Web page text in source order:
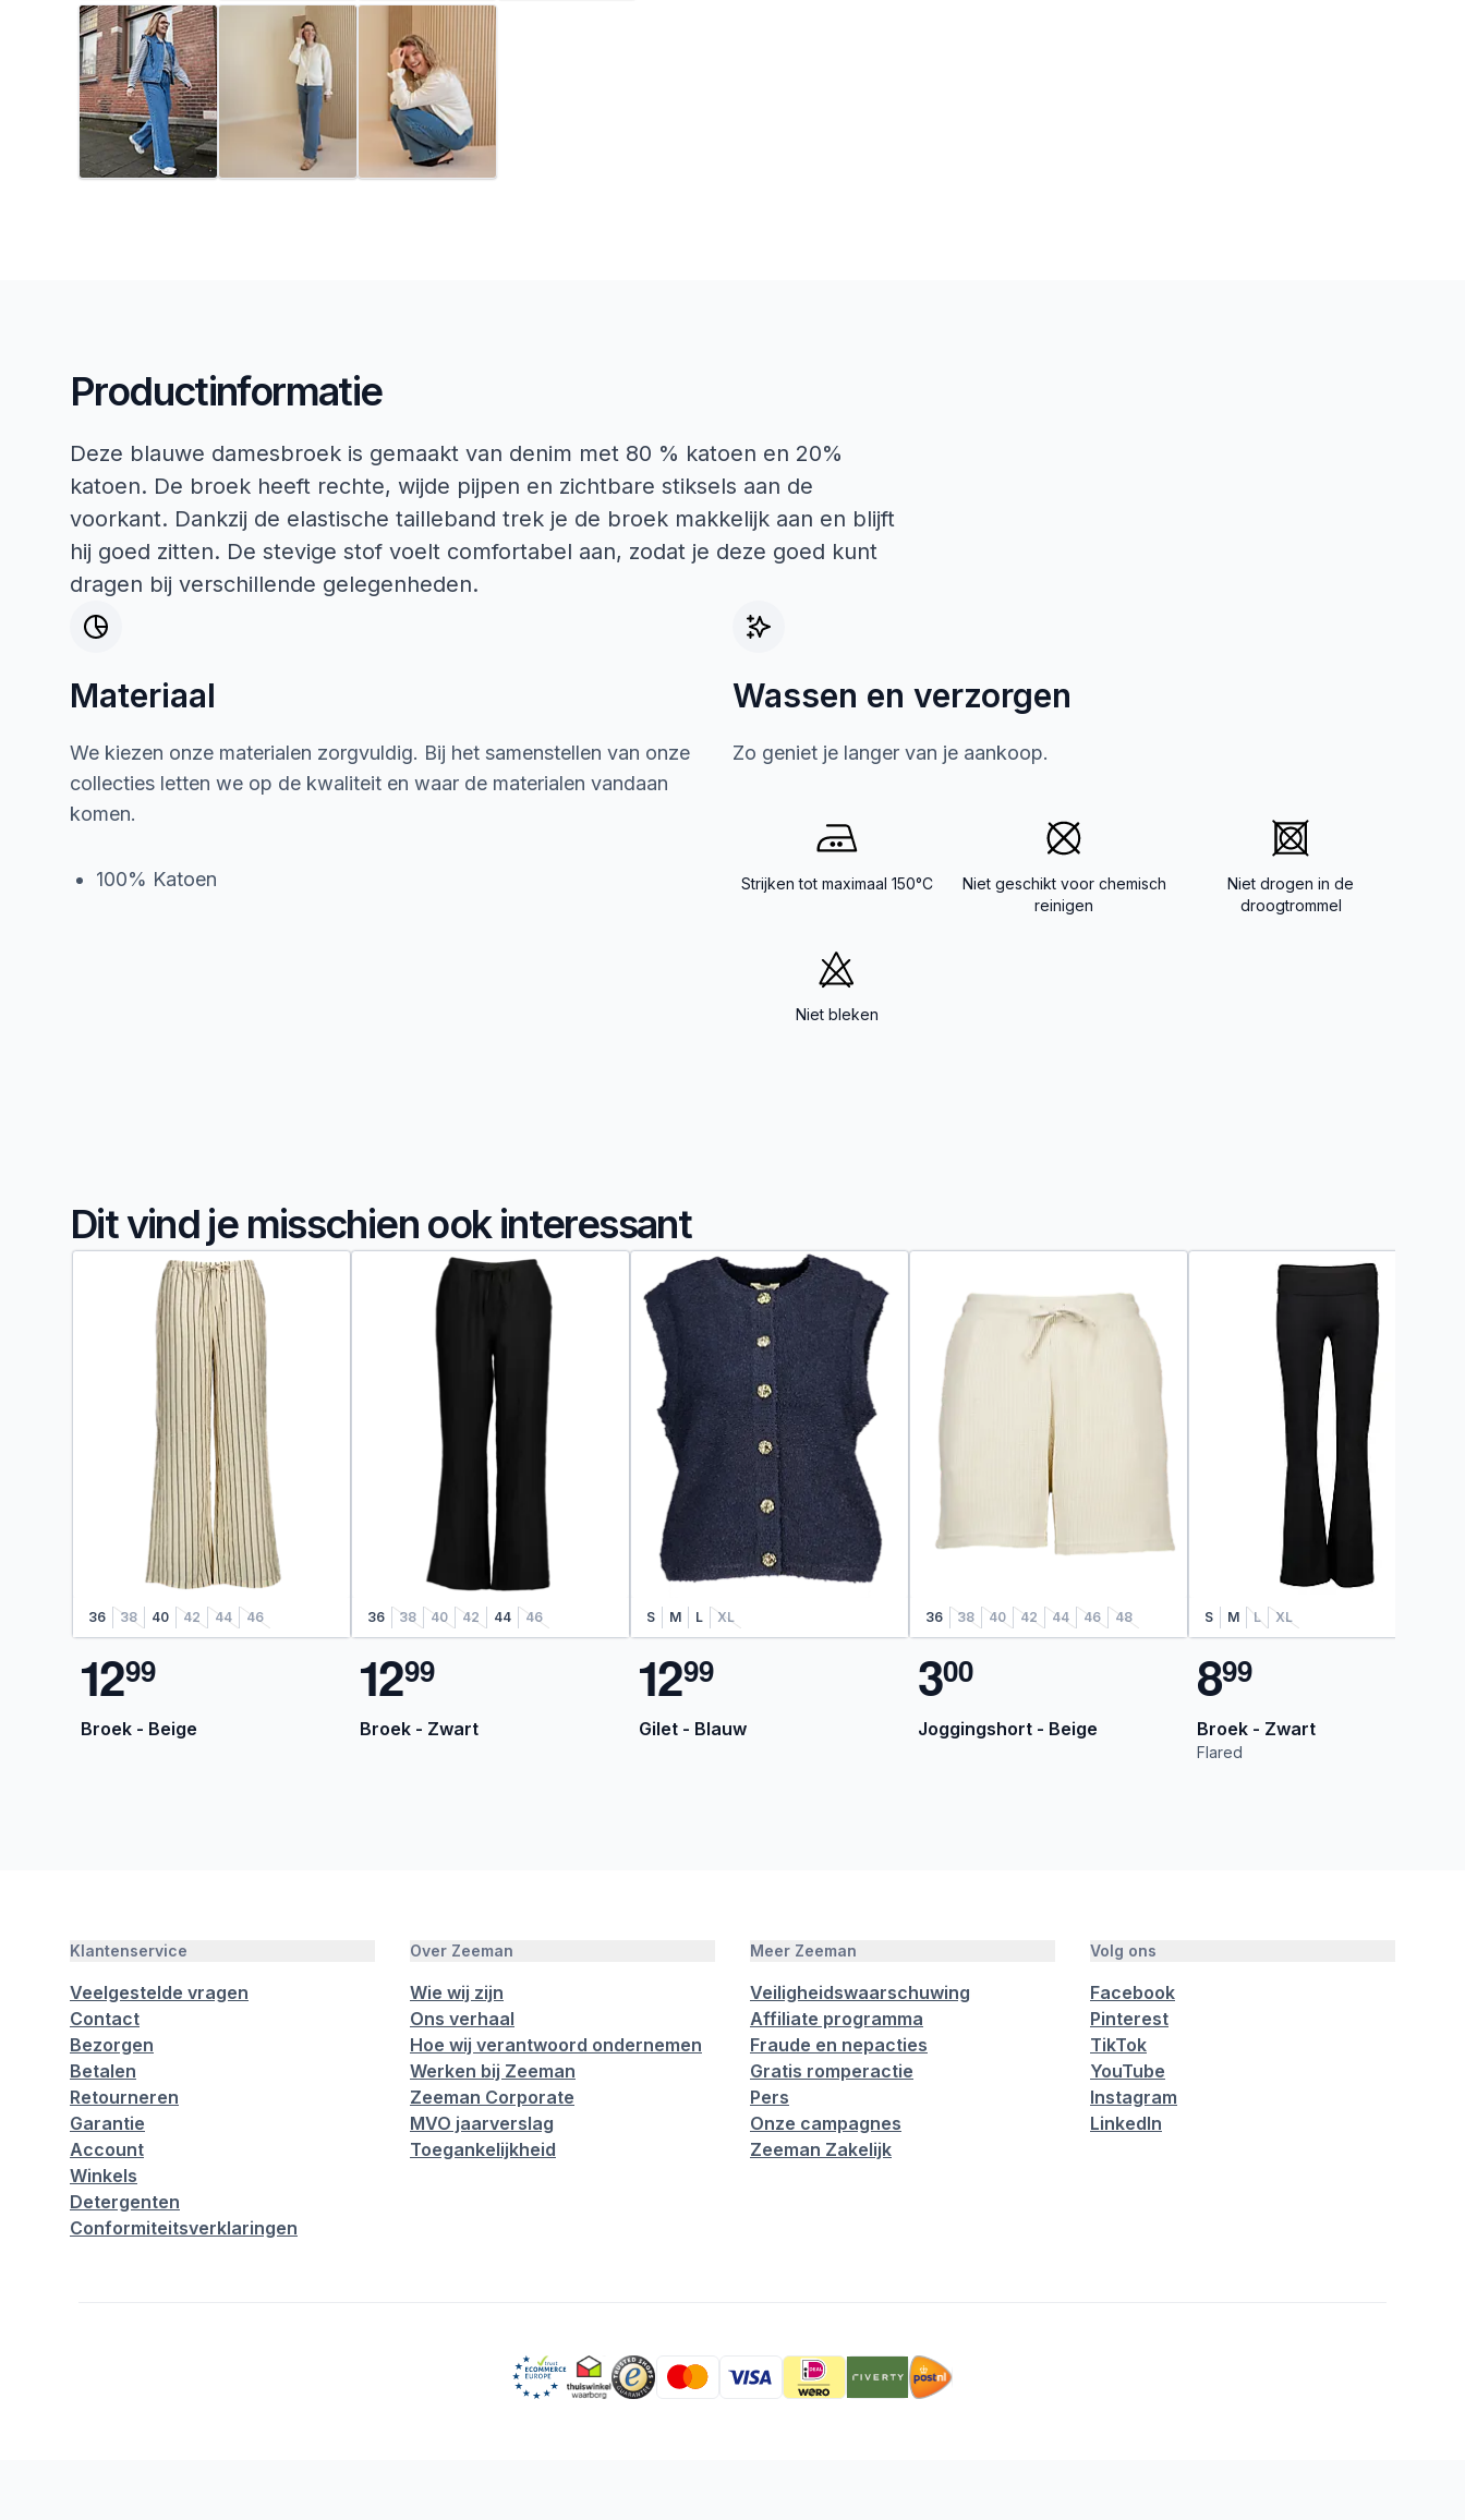
Productinformatie
Deze blauwe damesbroek is gemaakt van denim met 80 % katoen en 20%
katoen. De broek heeft rechte, wijde pijpen en zichtbare stiksels aan de
voorkant. Dankzij de elastische tailleband trek je de broek makkelijk aan en blijft
hij goed zitten. De stevige stof voelt comfortabel aan, zodat je deze goed kunt
dragen bij verschillende gelegenheden.
Materiaal
We kiezen onze materialen zorgvuldig. Bij het samenstellen van onze
collecties letten we op de kwaliteit en waar de materialen vandaan
komen.
100% Katoen
Wassen en verzorgen
Zo geniet je langer van je aankoop.
Strijken tot maximaal 150°C
Niet geschikt voor chemisch
reinigen
Niet drogen in de
droogtrommel
Niet bleken
Dit vind je misschien ook interessant
36 38 40 42 44 46
1299
Broek - Beige
36 38 40 42 44 46
1299
Broek - Zwart
S M L XL
1299
Gilet - Blauw
36 38 40 42 44 46 48
300
Joggingshort - Beige
S M L XL
899
Broek - Zwart
Flared
Klantenservice
Veelgestelde vragen
Contact
Bezorgen
Betalen
Retourneren
Garantie
Account
Winkels
Detergenten
Conformiteitsverklaringen
Over Zeeman
Wie wij zijn
Ons verhaal
Hoe wij verantwoord ondernemen
Werken bij Zeeman
Zeeman Corporate
MVO jaarverslag
Toegankelijkheid
Meer Zeeman
Veiligheidswaarschuwing
Affiliate programma
Fraude en nepacties
Gratis romperactie
Pers
Onze campagnes
Zeeman Zakelijk
Volg ons
Facebook
Pinterest
TikTok
YouTube
Instagram
LinkedIn